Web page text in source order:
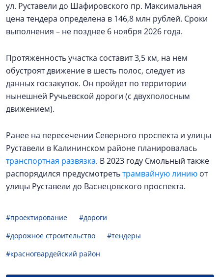
ул. Руставели до Шафировского пр. Максимальная
цена тендера определена в 146,8 млн рублей. Сроки
выполнения – не позднее 6 ноября 2026 года.
Протяженность участка составит 3,5 км, на нем
обустроят движение в шесть полос, следует из
данных госзакупок. Он пройдет по территории
нынешней Ручьевской дороги (с двухполосным
движением).
Ранее на пересечении Северного проспекта и улицы
Руставели в Калининском районе планировалась
транспортная развязка. В 2023 году Смольный также
распорядился предусмотретьтрамвайную линию от
улицы Руставели до Васнецовского проспекта.
#проектирование
#дороги
#дорожное строительство
#тендеры
#красногвардейский район